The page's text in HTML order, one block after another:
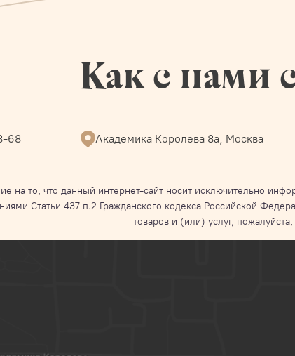
Как с нами
68 Академика Королева 8а, Москва
на то, что данный интернет-сайт носит исключительно
Статьи 437 п.2 Гражданского кодекса Российской
товаров и (или) услуг,